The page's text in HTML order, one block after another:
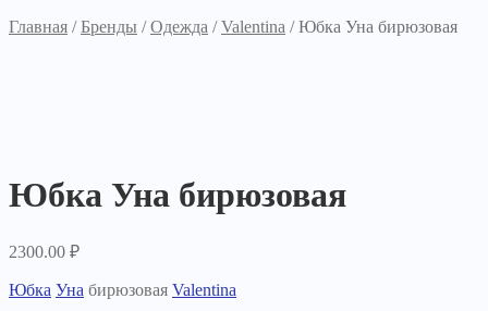
Главная /Бренды /Одежда /Valentina /Юбка Уна бирюзовая
Юбка Уна бирюзовая
2300.00 ₽
Юбка Уна бирюзовая Valentina